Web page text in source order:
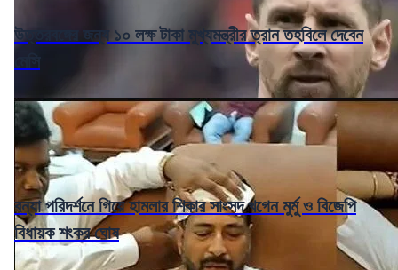
উত্তরবঙ্গের জন্য ১০ লক্ষ টাকা মুখ্যমন্ত্রীর ত্রান তহবিলে দেবেন
বন্যা পরিদর্শনে গিয়ে হামলার শিকার সাংসদ খগেন মুর্মু ও বিজেপি
বিধায়ক শংকর ঘোষ